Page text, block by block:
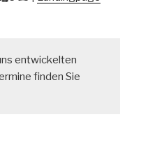
entwickelten
finden Sie